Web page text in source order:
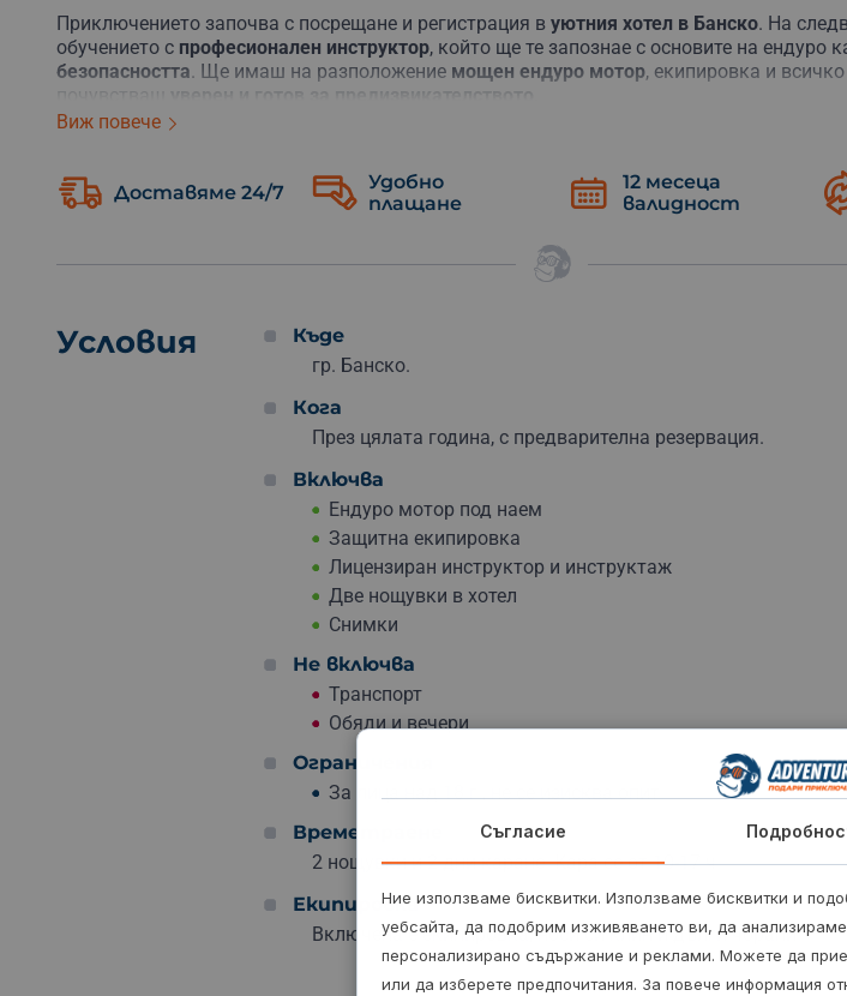
Приключението започва с посрещане и регистрация в уютния хотел в Банско. На
обучението с професионален инструктор, който ще те запознае с основите на ендуро
безопасността. Ще имаш на разположение мощен ендуро мотор, екипировка и
, докато се
свободата и емоцията, която само ендуро карането може да предложи. Обучението и
продължават около 5-6 часа през всеки от двата дни, като има достатъчно време за
Не пропускай възможносттада изпиташ нещоразлично и вълнуващо. Подари си
за незабравими емоции и нови умения.
Не губи време – резервирай сега и усети свободата на ендуро карането!
Виж повече
Доставяме 24/7
Удобно
плащане
12 месеца
валидност
Условия
Къде
гр. Банско.
Кога
През цялата година, с предварителна резервация.
Включва
Ендуро мотор под наем
Защитна екипировка
Лицензиран инструктор и инструктаж
Две нощувки в хотел
Снимки
Не включва
Транспорт
Обяди и вечери
Ограничения
За лица над 18 г., не се изисква опит.
Времетраене
2 нощувки и 2 дни каране. Кара се от 10-17 ч.
Екипировка
Включена е екипировка, носи си клин и дълги чорапи.
Съгласие
Ние използваме бисквитки. Използваме бисквитки и
уебсайта, да подобрим изживяването ви, да
персонализирано съдържание и реклами. Можете да
или да изберете предпочитания. За повече информация